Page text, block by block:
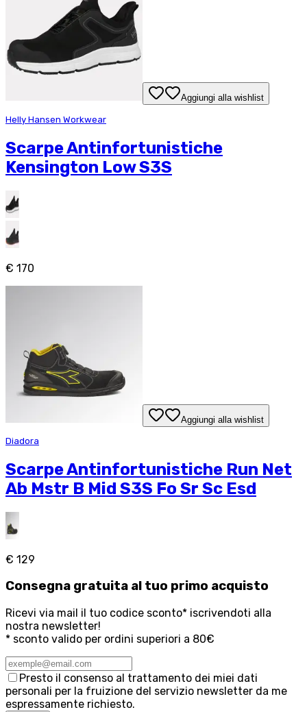
Aggiungi alla wishlist
Helly Hansen Workwear
Scarpe Antinfortunistiche
Kensington Low S3S
€ 170
Aggiungi alla wishlist
Diadora
Scarpe Antinfortunistiche Run Net
Ab Mstr B Mid S3S Fo Sr Sc Esd
€ 129
Consegna gratuita al tuo primo acquisto
Ricevi via mail il tuo codice sconto* iscrivendoti alla
nostra newsletter!
* sconto valido per ordini superiori a 80€
Presto il consenso al trattamento dei miei dati
personali per la fruizione del servizio newsletter da me
espressamente richiesto.